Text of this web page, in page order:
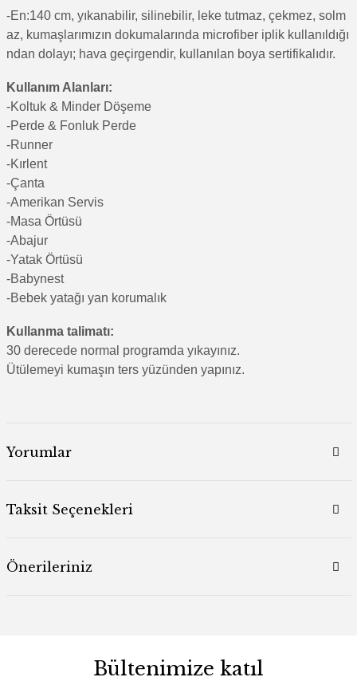
-En:140 cm, yıkanabilir, silinebilir, leke tutmaz, çekmez, solm
az, kumaşlarımızın dokumalarında microfiber iplik kullanıldığı
ndan dolayı; hava geçirgendir, kullanılan boya sertifikalıdır.
Kullanım Alanları:
-Koltuk & Minder Döşeme
-Perde & Fonluk Perde
-Runner
-Kırlent
-Çanta
-Amerikan Servis
-Masa Örtüsü
-Abajur
-Yatak Örtüsü
-Babynest
-Bebek yatağı yan korumalık
Kullanma talimatı:
30 derecede normal programda yıkayınız.
Ütülemeyi kumaşın ters yüzünden yapınız.
Yorumlar
Taksit Seçenekleri
Önerileriniz
Bültenimize katıl